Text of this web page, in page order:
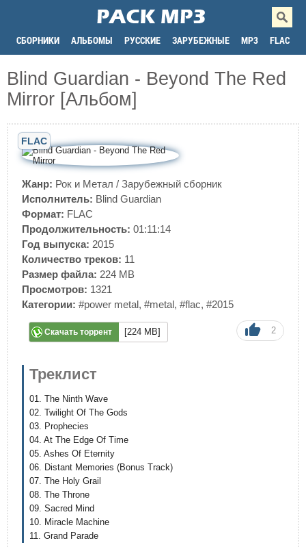
СБОРНИКИ АЛЬБОМЫ РУССКИЕ ЗАРУБЕЖНЫЕ MP3 FLAC
Blind Guardian - Beyond The Red
Mirror [Альбом]
FLAC
Жанр: Рок и Метал / Зарубежный сборник
Исполнитель: Blind Guardian
Формат: FLAC
Продолжительность: 01:11:14
Год выпуска: 2015
Количество треков: 11
Размер файла: 224 MB
Просмотров: 1321
Категории: #power metal, #metal, #flac, #2015
Скачать торрент [224 MB] 2
Треклист
01. The Ninth Wave
02. Twilight Of The Gods
03. Prophecies
04. At The Edge Of Time
05. Ashes Of Eternity
06. Distant Memories (Bonus Track)
07. The Holy Grail
08. The Throne
09. Sacred Mind
10. Miracle Machine
11. Grand Parade